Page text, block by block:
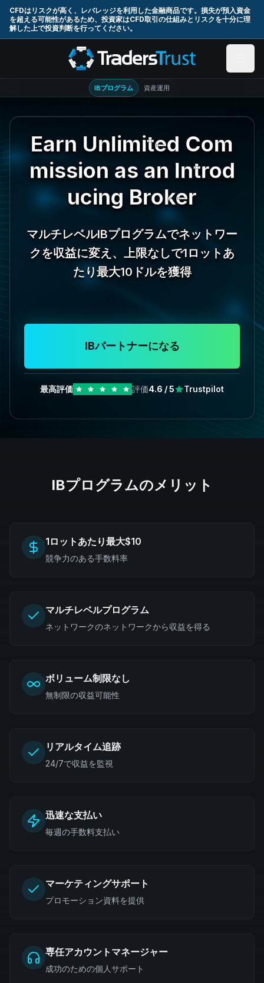
CFDはリスクが高く、レバレッジを利用した金融商品です。損失が預入資金
を超える可能性があるため、投資家はCFD取引の仕組みとリスクを十分に理
解した上で投資判断を行ってください。
Skip to main content
IBプログラム 資産運用
Earn Unlimited Com
mission as an Introd
ucing Broker
マルチレベルIBプログラムでネットワー
クを収益に変え、上限なしで1ロットあ
たり最大10ドルを獲得
IBパートナーになる
最高評価 評価4.6 / 5 Trustpilot
IBプログラムのメリット
1ロットあたり最大$10
競争力のある手数料率
マルチレベルプログラム
ネットワークのネットワークから収益を得る
ボリューム制限なし
無制限の収益可能性
リアルタイム追跡
24/7で収益を監視
迅速な支払い
毎週の手数料支払い
マーケティングサポート
プロモーション資料を提供
専任アカウントマネージャー
成功のための個人サポート